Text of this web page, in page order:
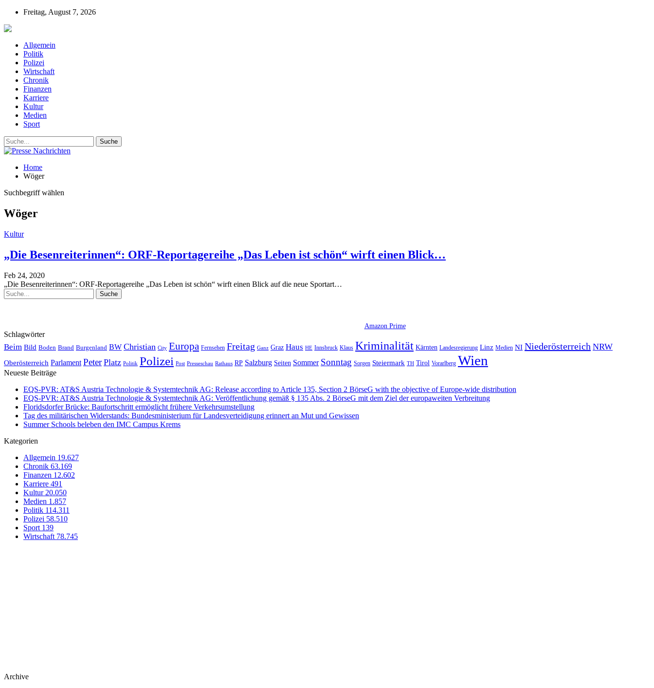
Freitag, August 7, 2026
Allgemein
Politik
Polizei
Wirtschaft
Chronik
Finanzen
Karriere
Kultur
Medien
Sport
Home
Wöger
Suchbegriff wählen
Wöger
Kultur
„Die Besenreiterinnen“: ORF-Reportagereihe „Das Leben ist schön“ wirft einen Blick…
Feb 24, 2020
„Die Besenreiterinnen“: ORF-Reportagereihe „Das Leben ist schön“ wirft einen Blick auf die neue Sportart…
Amazon Prime
Schlagwörter
Beim Bild Boden Brand Burgenland BW Christian City Europa Fernsehen Freitag Ganz Graz Haus HE Innsbruck Klaus Kriminalität Kärnten Landesregierung Linz Medien NI Niederösterreich NRW
Oberösterreich Parlament Peter Platz Politik Polizei Post Presseschau Rathaus RP Salzburg Seiten Sommer Sonntag Sorgen Steiermark TH Tirol Vorarlberg Wien
Neueste Beiträge
EQS-PVR: AT&S Austria Technologie & Systemtechnik AG: Release according to Article 135, Section 2 BörseG with the objective of Europe-wide distribution
EQS-PVR: AT&S Austria Technologie & Systemtechnik AG: Veröffentlichung gemäß § 135 Abs. 2 BörseG mit dem Ziel der europaweiten Verbreitung
Floridsdorfer Brücke: Baufortschritt ermöglicht frühere Verkehrsumstellung
Tag des militärischen Widerstands: Bundesministerium für Landesverteidigung erinnert an Mut und Gewissen
Summer Schools beleben den IMC Campus Krems
Kategorien
Allgemein 19.627
Chronik 63.169
Finanzen 12.602
Karriere 491
Kultur 20.050
Medien 1.857
Politik 114.311
Polizei 58.510
Sport 139
Wirtschaft 78.745
Archive